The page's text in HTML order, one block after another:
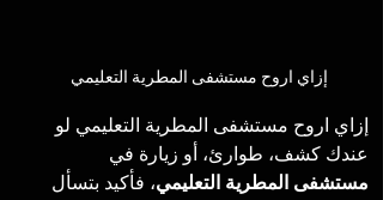
إزاي اروح مستشفى المطرية التعليمي
إزاي اروح مستشفى المطرية التعليمي لو
عندك كشف، طوارئ، أو زيارة في
مستشفى المطرية التعليمي، فأكيد بتسأل